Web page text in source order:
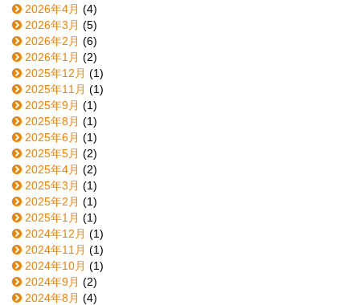
2026年4月 (4)
2026年3月 (5)
2026年2月 (6)
2026年1月 (2)
2025年12月 (1)
2025年11月 (1)
2025年9月 (1)
2025年8月 (1)
2025年6月 (1)
2025年5月 (2)
2025年4月 (2)
2025年3月 (1)
2025年2月 (1)
2025年1月 (1)
2024年12月 (1)
2024年11月 (1)
2024年10月 (1)
2024年9月 (2)
2024年8月 (4)